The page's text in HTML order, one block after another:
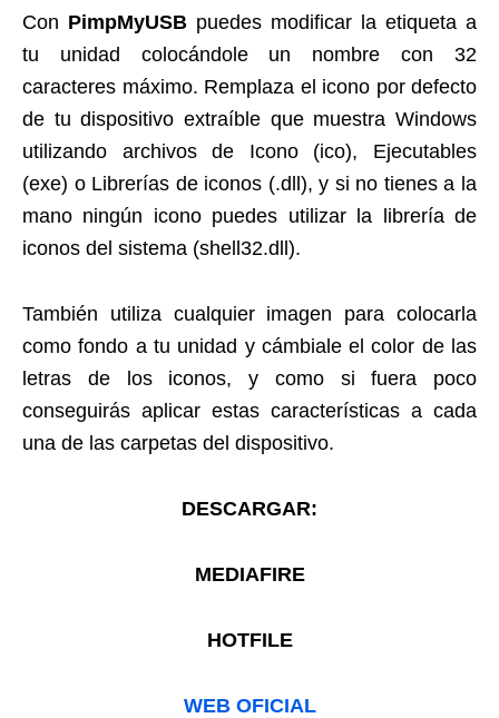
Con PimpMyUSB puedes modificar la etiqueta a
tu unidad colocándole un nombre con 32
caracteres máximo. Remplaza el icono por defecto
de tu dispositivo extraíble que muestra Windows
utilizando archivos de Icono (ico), Ejecutables
(exe) o Librerías de iconos (.dll), y si no tienes a la
mano ningún icono puedes utilizar la librería de
iconos del sistema (shell32.dll).
También utiliza cualquier imagen para colocarla
como fondo a tu unidad y cámbiale el color de las
letras de los iconos, y como si fuera poco
conseguirás aplicar estas características a cada
una de las carpetas del dispositivo.
DESCARGAR:
MEDIAFIRE
HOTFILE
WEB OFICIAL